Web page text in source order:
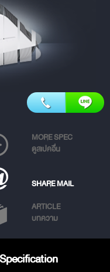
MORE SPEC
ดูสเปคอื่น
SHARE MAIL
ARTICLE
บทความ